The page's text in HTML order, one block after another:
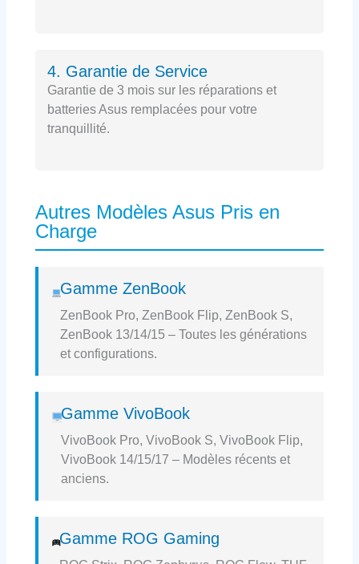
4. Garantie de Service
Garantie de 3 mois sur les réparations et
batteries Asus remplacées pour votre
tranquillité.
Autres Modèles Asus Pris en
Charge
Gamme ZenBook
ZenBook Pro, ZenBook Flip, ZenBook S,
ZenBook 13/14/15 – Toutes les générations
et configurations.
Gamme VivoBook
VivoBook Pro, VivoBook S, VivoBook Flip,
VivoBook 14/15/17 – Modèles récents et
anciens.
Gamme ROG Gaming